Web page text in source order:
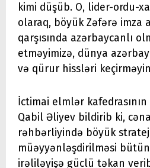
kimi düşüb. O, lider-ordu-
olaraq, böyük Zəfərə
qarşısında azərbaycanlı
etməyimizə, dünya
və qürur hissləri
İctimai elmlər
Qabil Əliyev bildirib ki,
rəhbərliyində böyük
müəyyənləşdirilməsi
irəliləyişə güclü təkan